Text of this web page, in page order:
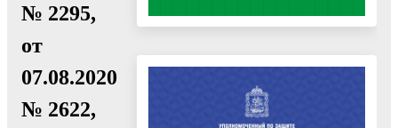
№ 2295,
от
07.08.2020
№ 2622,